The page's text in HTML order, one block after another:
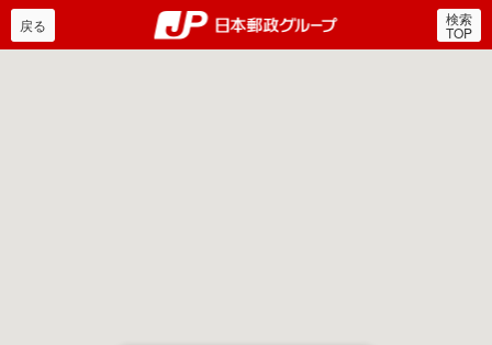
郵便局・日本郵政グルー
戻る 検索
TOP